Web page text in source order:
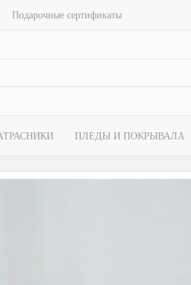
Подарочные сертификаты
ПЛЕДЫ И ПОКРЫВАЛА